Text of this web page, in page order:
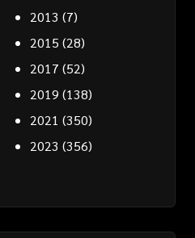
2013 (7)
2015 (28)
2017 (52)
2019 (138)
2021 (350)
2023 (356)